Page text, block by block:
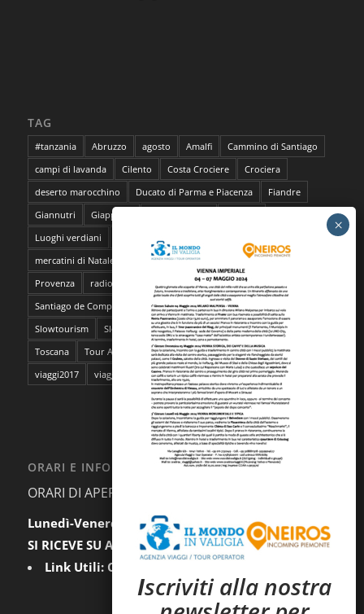
TAG
#tanzania Abruzzo agosto Amalfi
Cammino di Santiago
campi di lavanda
Cilento Costa Crociere
Crociera
deserto marocchino
Ducato di Parma e Piacenza
Fiandre
Giannutri
Giappone
Luoghi verdiani
mercatini di Natale
napoli pantelleria Parma
Pescara
Provenza
radioMBun Ragusa safari fotografico
Sahara
Santiago de Compostela
sentieri dell'ocra Sicilia
Siti Unesco
Slowtourism
Slow Trekking Soggiorno a Ischia
Stoccolma
Toscana
Tour Abruzzo tour Giappone viaggi
viaggi2016
viaggi2017
viaggi da film
ORARI E INFORMAZIONI
ORARI DI APERTURA AL PUBBLICO:
Lunedì-Venerdì:
9.30-12.30 / 15.00-18.00
SI RICEVE SU APPUNTAMENTO
Link Utili: Condizioni Generali
Iscriviti alla nostra